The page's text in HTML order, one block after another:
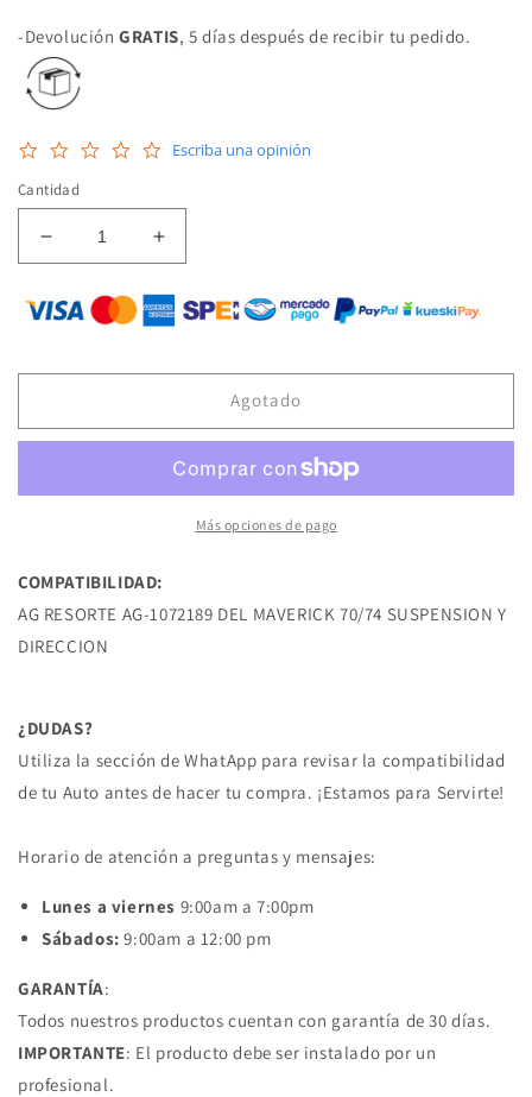
-DevoluciónGRATIS, 5 días después de recibir tu pedido.
0.0
Escriba una opinión
Cantidad
Reducir
cantidad
para
AG-
RESORTE
DEL
70/74
Aumentar
cantidad
para
AG-
RESORTE
DEL
MAVERICK
70/74
FORD
Agotado
Más opciones de pago
COMPATIBILIDAD:
AG RESORTE AG-1072189 DEL MAVERICK 70/74 SUSPENSION Y
DIRECCION
¿DUDAS?
Utiliza la sección de WhatApp para revisar la compatibilidad
de tu Auto antes de hacer tu compra. ¡Estamos para Servirte!
Horario de atención a preguntas y mensajes:
Lunes a viernes 9:00am a 7:00pm
Sábados: 9:00am a 12:00 pm
GARANTÍA:
Todos nuestros productos cuentan con garantía de 30 días.
IMPORTANTE: El producto debe ser instalado por un
profesional.